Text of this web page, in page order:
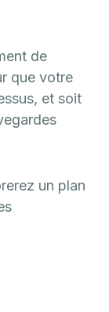
de
que votre
et soit
un plan